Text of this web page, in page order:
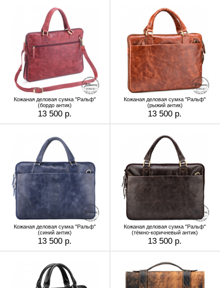
Кожаная деловая сумка "Ральф"
(бордо антик)
13 500 р.
Кожаная деловая сумка "Ральф"
(рыжий антик)
13 500 р.
Кожаная деловая сумка "Ральф"
(синий антик)
13 500 р.
Кожаная деловая сумка "Ральф"
(тёмно-коричневый антик)
13 500 р.